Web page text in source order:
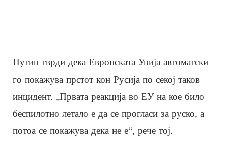
Путин тврди дека Европската Унија автоматски
го покажува прстот кон Русија по секој таков
инцидент. „Првата реакција во ЕУ на кое било
беспилотно летало е да се прогласи за руско, а
потоа се покажува дека не е“, рече тој.